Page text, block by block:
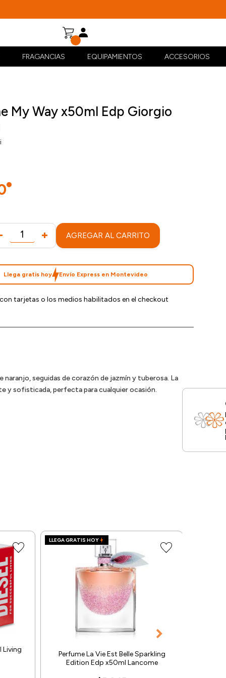
FRAGANCIAS EQUIPAMIENTOS ACCESORIOS
My Way x50ml Edp Giorgio
AGREGAR AL CARRITO
Llega gratis hoy Envío Express en Montevideo
tarjetas o los medios habilitados en el checkout
naranjo, seguidas de corazón de jazmín y tuberosa. La
y sofisticada, perfecta para cualquier ocasión.
Living
LLEGA GRATIS HOY
Perfume La Vie Est Belle Sparkling
Edition Edp x50ml Lancome